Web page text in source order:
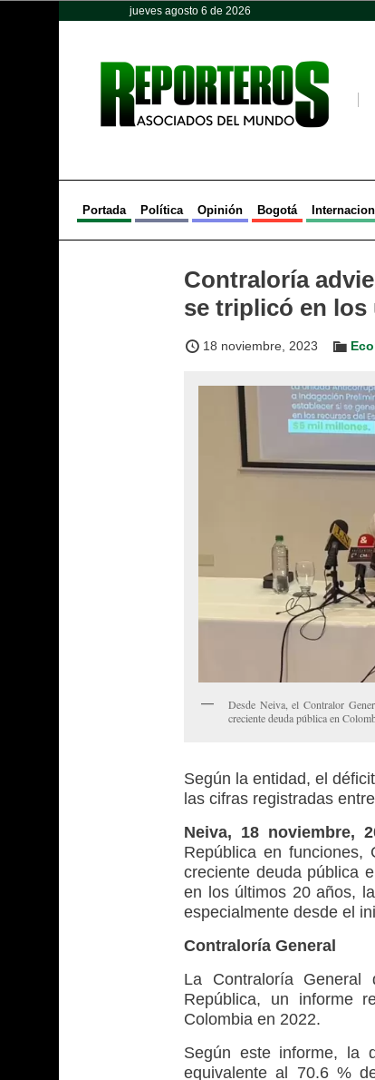
jueves agosto 6 de 2026
Portada Política Opinión Bogotá
Contraloría
se triplicó en los
18 noviembre, 2023
Desde Neiva, el Contralor
creciente deuda pública en
Según la entidad, el
las cifras registradas
Neiva, 18 noviembre,
República en
creciente deuda pública
en los últimos 20 años,
especialmente desde el
Contraloría General
La Contraloría
República, un informe
Colombia en 2022.
Según este informe, la
equivalente al 70.6 %
Opinión Política